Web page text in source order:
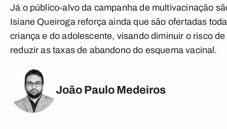
Já o público-alvo da campanha de multivacinação
Isiane Queiroga reforça ainda que são ofertadas
criança e do adolescente, visando diminuir o risco
reduzir as taxas de abandono do esquema vacinal.
João Paulo Medeiros